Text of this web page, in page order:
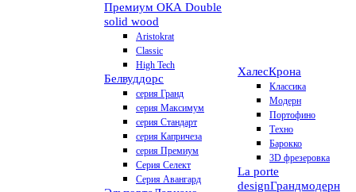
Премиум ОКА Double
solid wood
Aristokrat
Classic
High Tech
Белвуддорс
серия Гранд
серия Максимум
серия Стандарт
серия Капричеза
серия Премиум
Серия Селект
Серия Авангард
ХалесКрона
Классика
Модерн
Портофино
Техно
Барокко
3D фрезеровка
La porte
designГрандмодерн